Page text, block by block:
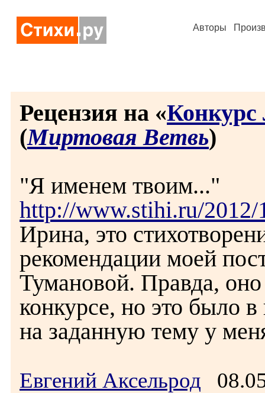
Авторы
Рецензия на «Конкурс
(Миртовая Ветвь)
"Я именем твоим..."
http://www.stihi.ru/2012/
Ирина, это
рекомендации моей
Тумановой. Правда,
конкурсе, но это было
на заданную тему у
Евгений Аксельрод